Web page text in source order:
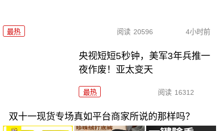
最热 阅读 20596 4小时前
央视短短5秒钟，美军3年兵推一
夜作废！亚太变天
最热 阅读 16312
双十一现货专场真如平台商家所说的那样吗？